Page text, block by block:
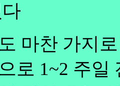
마찬 가지
로 1~2 주일